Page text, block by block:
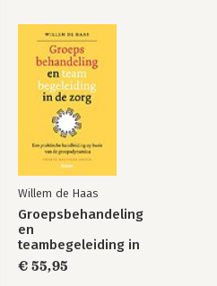
Willem de Haas
Groepsbehandeling
en
teambegeleiding in
de zorg
€ 55,95